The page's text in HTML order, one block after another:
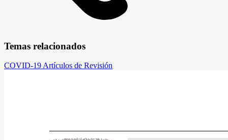
Temas relacionados
COVID-19 Artículos de Revisión